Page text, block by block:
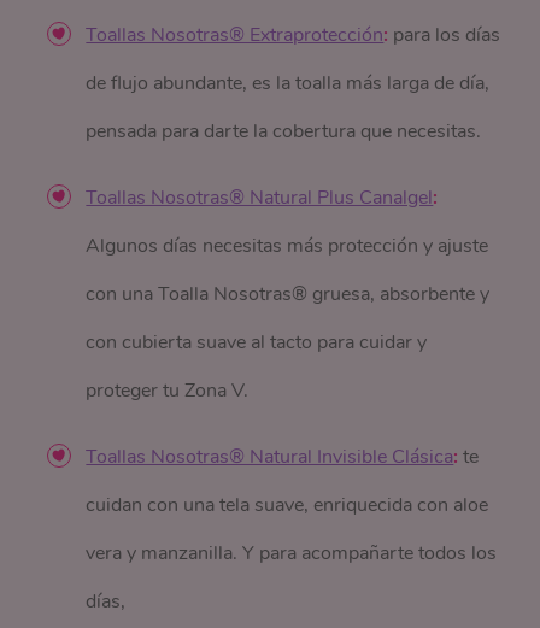
Toallas Nosotras® Extraprotección: para los días
de flujo abundante, es la toalla más larga de día,
pensada para darte la cobertura que necesitas.
Toallas Nosotras® Natural Plus Canalgel:
Algunos días necesitas más protección y ajuste
con una Toalla Nosotras® gruesa, absorbente y
con cubierta suave al tacto para cuidar y
proteger tu Zona V.
Toallas Nosotras® Natural Invisible Clásica:te
cuidan con una tela suave, enriquecida con aloe
vera y manzanilla. Y para acompañarte todos los
días,